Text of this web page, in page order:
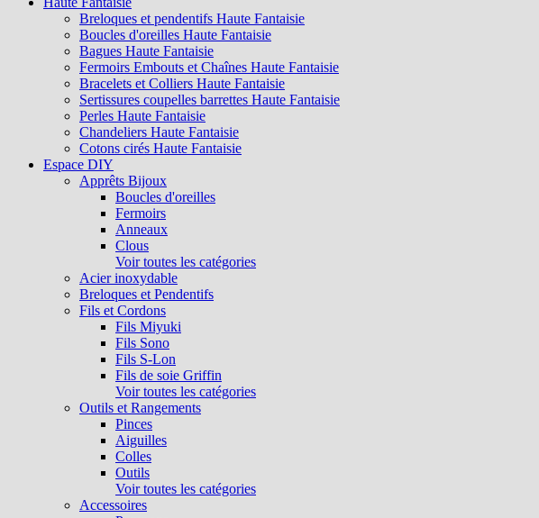
Breloques et pendentifs Haute Fantaisie
Boucles d'oreilles Haute Fantaisie
Bagues Haute Fantaisie
Fermoirs Embouts et Chaînes Haute Fantaisie
Bracelets et Colliers Haute Fantaisie
Sertissures coupelles barrettes Haute Fantaisie
Perles Haute Fantaisie
Chandeliers Haute Fantaisie
Cotons cirés Haute Fantaisie
Espace DIY
Apprêts Bijoux
Boucles d'oreilles
Fermoirs
Anneaux
Clous
Voir toutes les catégories
Acier inoxydable
Breloques et Pendentifs
Fils et Cordons
Fils Miyuki
Fils Sono
Fils S-Lon
Fils de soie Griffin
Voir toutes les catégories
Outils et Rangements
Pinces
Aiguilles
Colles
Outils
Voir toutes les catégories
Accessoires